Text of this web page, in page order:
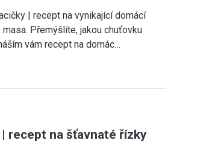
| recept na vynikající domácí
Přemýšlíte, jakou chuťovku
vám recept na domác…
recept na šťavnaté řízky